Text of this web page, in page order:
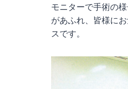
モニターで手術の
があふれ、皆様に
スです。